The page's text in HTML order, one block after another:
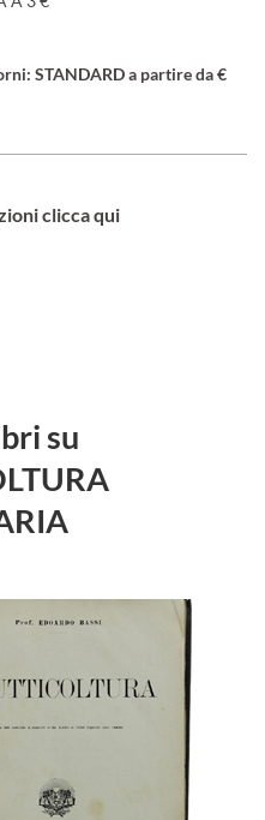
STANDARD a partire da €
clicca qui
su